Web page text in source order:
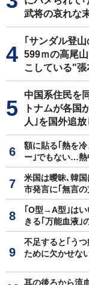
武将の哀れな
｢サンダル登
599ｍの高尾
こしている"
中国系住民を
トナムが各国
人｣を国外追
額に貼る｢熱を
ー｣でもない…熱
米国は曖昧､韓
市発言に｢無言
｢O型→A型｣は
きる｢万能血液｣
不足すると｢う
ために欠かせな
耳の後ろから流